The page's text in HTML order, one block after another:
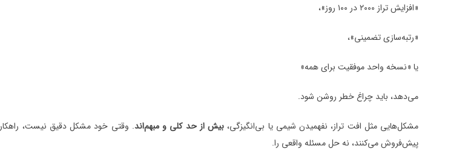
«افزایش تراز ۲۰۰۰ در ۱۰۰ روز»،
«رتبه‌سازی تضمینی»،
یا «نسخه واحد موفقیت برای همه»
می‌دهد، باید چراغ خطر روشن شود.
مشکل‌هایی مثل افت تراز، نفهمیدن شیمی یا بی‌انگیزگی، بیش از حد کلی و مبهم‌اند. وقتی خود مشکل دقیق نیست،
پیش‌فروش می‌کنند، نه حل مسئله واقعی را.